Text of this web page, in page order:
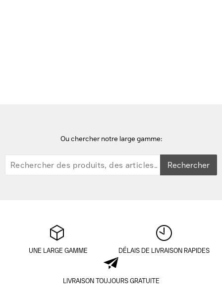
Ou chercher notre large gamme:
Rechercher
UNE LARGE GAMME DÉLAIS DE LIVRAISON RAPIDES
LIVRAISON TOUJOURS GRATUITE